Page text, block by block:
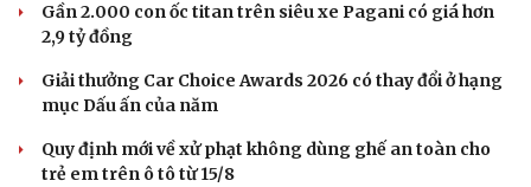
Gần 2.000 con ốc titan trên siêu xe Pagani có giá hơn
2,9 tỷ đồng
Giải thưởng Car Choice Awards 2026 có thay đổi ở hạng
mục Dấu ấn của năm
Quy định mới về xử phạt không dùng ghế an toàn cho
trẻ em trên ô tô từ 15/8